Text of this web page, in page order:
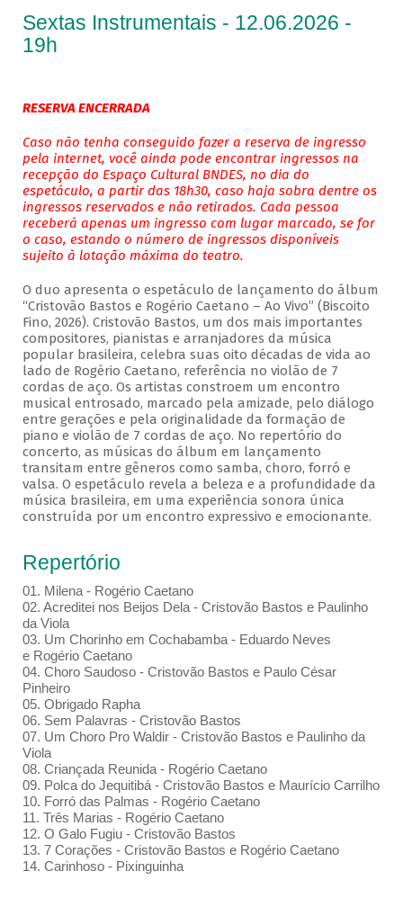
Sextas Instrumentais - 12.06.2026 -
19h
RESERVA ENCERRADA
Caso não tenha conseguido fazer a reserva de ingresso
pela internet, você ainda pode encontrar ingressos na
recepção do Espaço Cultural BNDES, no dia do
espetáculo, a partir das 18h30, caso haja sobra dentre os
ingressos reservados e não retirados. Cada pessoa
receberá apenas um ingresso com lugar marcado, se for
o caso, estando o número de ingressos disponíveis
sujeito à lotação máxima do teatro.
O duo apresenta o espetáculo de lançamento do álbum
“Cristovão Bastos e Rogério Caetano – Ao Vivo” (Biscoito
Fino, 2026). Cristovão Bastos, um dos mais importantes
compositores, pianistas e arranjadores da música
popular brasileira, celebra suas oito décadas de vida ao
lado de Rogério Caetano, referência no violão de 7
cordas de aço. Os artistas constroem um encontro
musical entrosado, marcado pela amizade, pelo diálogo
entre gerações e pela originalidade da formação de
piano e violão de 7 cordas de aço. No repertório do
concerto, as músicas do álbum em lançamento
transitam entre gêneros como samba, choro, forró e
valsa. O espetáculo revela a beleza e a profundidade da
música brasileira, em uma experiência sonora única
construída por um encontro expressivo e emocionante.
Repertório
01. Milena - Rogério Caetano
02. Acreditei nos Beijos Dela - Cristovão Bastos e Paulinho
da Viola
03. Um Chorinho em Cochabamba - Eduardo Neves
e Rogério Caetano
04. Choro Saudoso - Cristovão Bastos e Paulo César
Pinheiro
05. Obrigado Rapha
06. Sem Palavras - Cristovão Bastos
07. Um Choro Pro Waldir - Cristovão Bastos e Paulinho da
Viola
08. Criançada Reunida - Rogério Caetano
09. Polca do Jequitibá - Cristovão Bastos e Maurício Carrilho
10. Forró das Palmas - Rogério Caetano
11. Três Marias - Rogério Caetano
12. O Galo Fugiu - Cristovão Bastos
13. 7 Corações - Cristovão Bastos e Rogério Caetano
14. Carinhoso - Pixinguinha